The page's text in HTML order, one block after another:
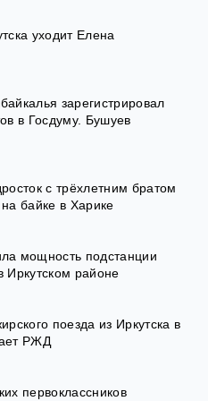
уходит Елена
зарегистрировал
в Госдуму. Бушуев
с трёхлетним братом
байке в Харике
мощность подстанции
Иркутском районе
поезда из Иркутска в
РЖД
первоклассников